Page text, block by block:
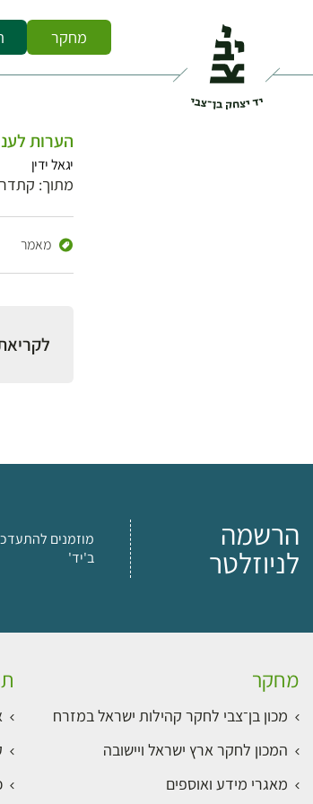
מחקר
הערות
יגאל ידין
מתוך: קתדרה
מאמר
הרשמה
לניוזלטר
מוזמנים
ב'יד'
מחקר
מכון בן־צבי לחקר קהילות ישראל במזרח
המכון לחקר ארץ ישראל ויישובה
מאגרי מידע ואוספים